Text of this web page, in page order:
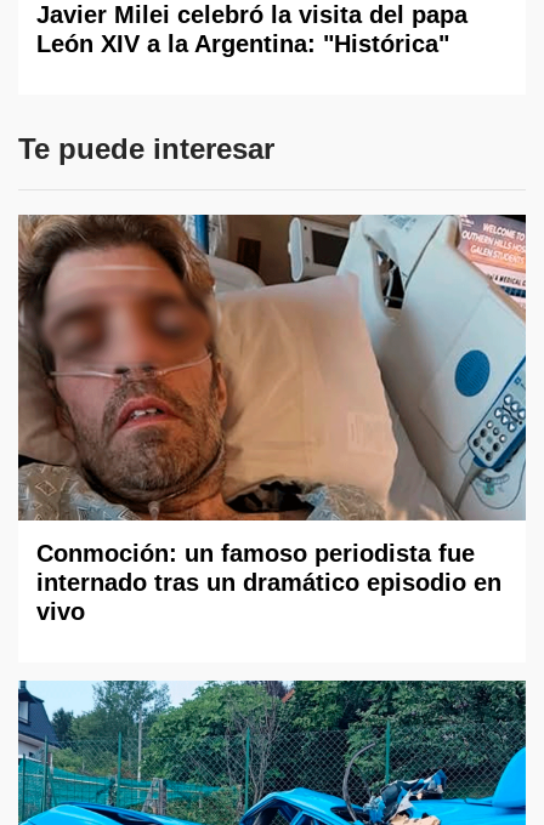
Javier Milei celebró la visita del papa
León XIV a la Argentina: "Histórica"
Te puede interesar
Conmoción: un famoso periodista fue
internado tras un dramático episodio en
vivo